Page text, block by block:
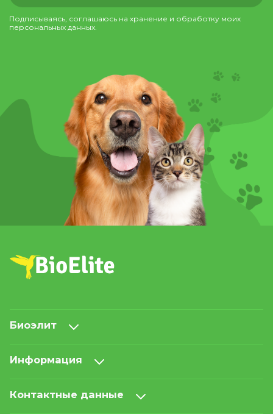
Подписываясь, соглашаюсь на хранение и обработку моих
персональных данных.
Биоэлит
Информация
Контактные данные